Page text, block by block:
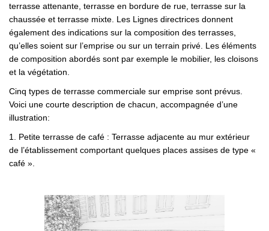
terrasse attenante, terrasse en bordure de rue, terrasse sur la
chaussée et terrasse mixte. Les Lignes directrices donnent
également des indications sur la composition des terrasses,
qu’elles soient sur l’emprise ou sur un terrain privé. Les éléments
de composition abordés sont par exemple le mobilier, les cloisons
et la végétation.
Cinq types de terrasse commerciale sur emprise sont prévus.
Voici une courte description de chacun, accompagnée d’une
illustration:
1. Petite terrasse de café : Terrasse adjacente au mur extérieur
de l’établissement comportant quelques places assises de type «
café ».